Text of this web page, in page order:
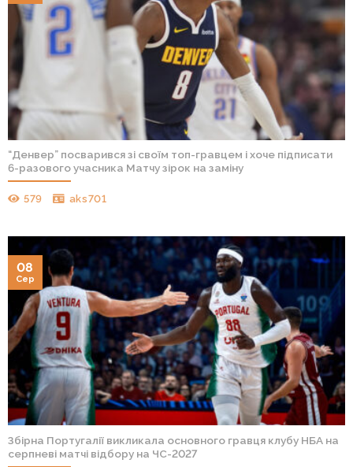
“Денвер” посварився зі своїм топ-гравцем і хоче підписати
6-разового учасника Матчу зірок на заміну
579 aks701
Збірна Португалії викликала основного гравця клубу НБА на
серпневі матчі відбору на ЧС-2027
08
Сер